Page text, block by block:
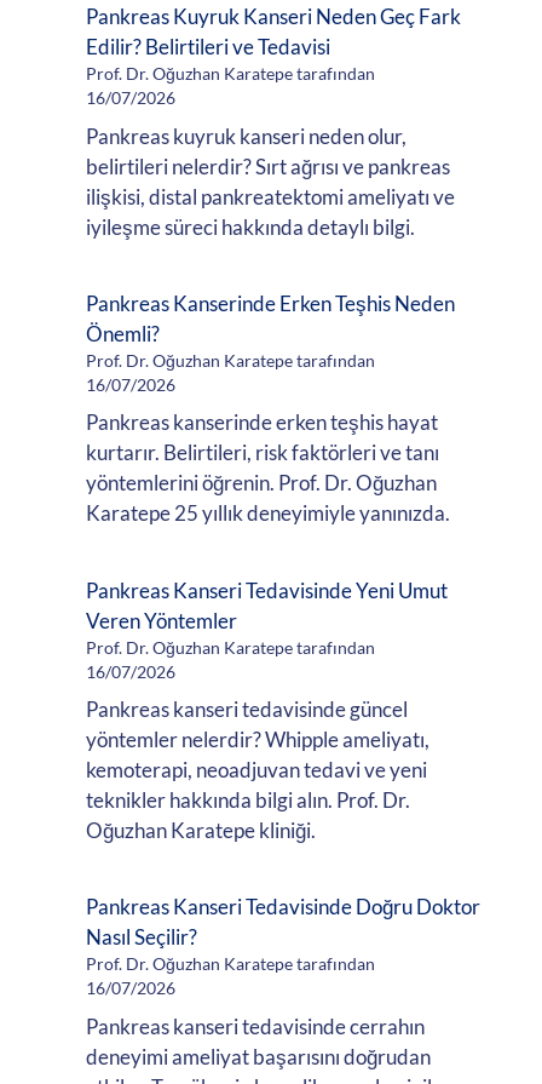
Pankreas Kuyruk Kanseri Neden Geç Fark
Edilir? Belirtileri ve Tedavisi
Prof. Dr. Oğuzhan Karatepe tarafından
16/07/2026
Pankreas kuyruk kanseri neden olur,
belirtileri nelerdir? Sırt ağrısı ve pankreas
ilişkisi, distal pankreatektomi ameliyatı ve
iyileşme süreci hakkında detaylı bilgi.
Pankreas Kanserinde Erken Teşhis Neden
Önemli?
Prof. Dr. Oğuzhan Karatepe tarafından
16/07/2026
Pankreas kanserinde erken teşhis hayat
kurtarır. Belirtileri, risk faktörleri ve tanı
yöntemlerini öğrenin. Prof. Dr. Oğuzhan
Karatepe 25 yıllık deneyimiyle yanınızda.
Pankreas Kanseri Tedavisinde Yeni Umut
Veren Yöntemler
Prof. Dr. Oğuzhan Karatepe tarafından
16/07/2026
Pankreas kanseri tedavisinde güncel
yöntemler nelerdir? Whipple ameliyatı,
kemoterapi, neoadjuvan tedavi ve yeni
teknikler hakkında bilgi alın. Prof. Dr.
Oğuzhan Karatepe kliniği.
Pankreas Kanseri Tedavisinde Doğru Doktor
Nasıl Seçilir?
Prof. Dr. Oğuzhan Karatepe tarafından
16/07/2026
Pankreas kanseri tedavisinde cerrahın
deneyimi ameliyat başarısını doğrudan